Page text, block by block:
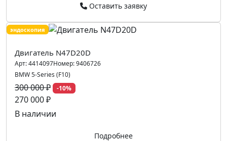
Оставить заявку
эндоскопия
Двигатель N47D20D
Арт:4414097Номер:9406726
BMW 5-Series (F10)
300 000 ₽ -10%
270 000 ₽
В наличии
Подробнее